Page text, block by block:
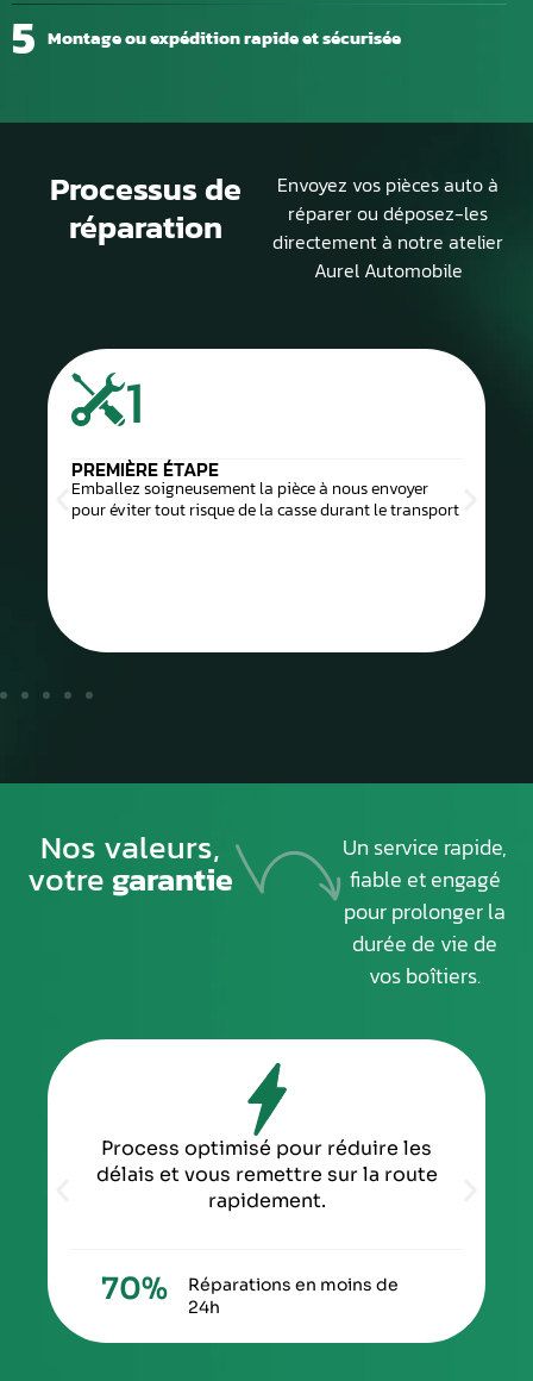
5 Montage ou expédition rapide et sécurisée
Processus de
réparation
Envoyez vos pièces auto à
réparer ou déposez-les
directement à notre atelier
Aurel Automobile
1
PREMIÈRE ÉTAPE
Emballez soigneusement la pièce à nous envoyer
pour éviter tout risque de la casse durant le transport
Nos valeurs,
votregarantie
Un service rapide,
fiable et engagé
pour prolonger la
durée de vie de
vos boîtiers.
Process optimisé pour réduire les
délais et vous remettre sur la route
rapidement.
Réparations en moins de
24h
70%